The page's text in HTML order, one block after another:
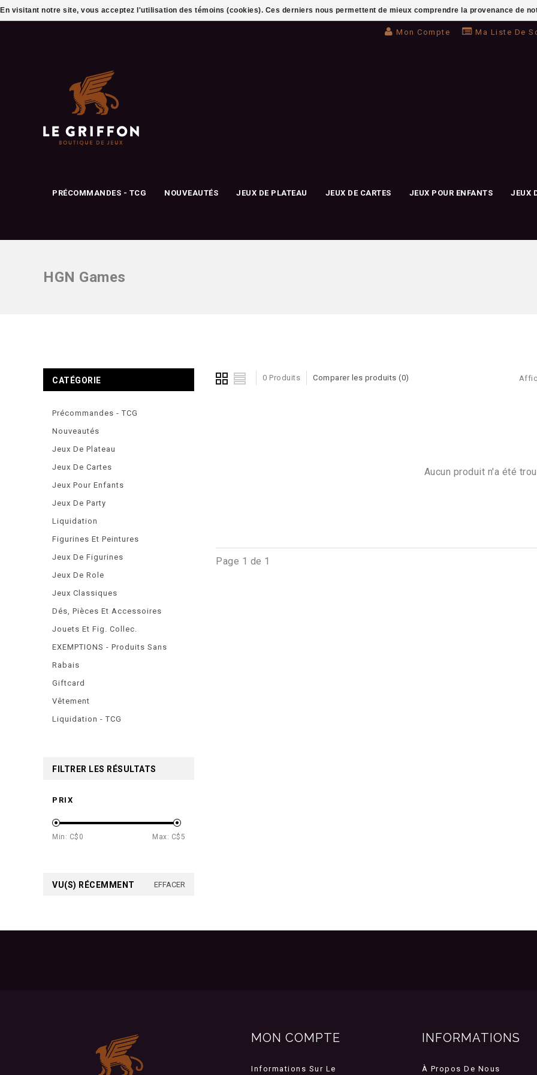
Mon Compte Ma Liste De
PRÉCOMMANDES - TCG NOUVEAUTÉS JEUX DE PLATEAU JEUX DE CARTES JEUX POUR ENFANTS JEUX
HGN Games
0 Produits Comparer les produits (0)
Aucun produit n'a été
Page 1 de 1
CATÉGORIE
Précommandes - TCG
Nouveautés
Jeux De Plateau
Jeux De Cartes
Jeux Pour Enfants
Jeux De Party
Liquidation
Figurines Et Peintures
Jeux De Figurines
Jeux De Role
Jeux Classiques
Dés, Pièces Et Accessoires
Jouets Et Fig. Collec.
EXEMPTIONS - Produits Sans
Rabais
Giftcard
Vêtement
Liquidation - TCG
FILTRER LES RÉSULTATS
PRIX
Min: C$ 0 Max: C$ 5
VU(S) RÉCEMMENT EFFACER
MON COMPTE
Informations Sur Le
INFORMATIONS
À Propos De Nous
En visitant notre site, vous acceptez l'utilisation des témoins (cookies). Ces derniers nous permettent de mieux comprendre la provenance de